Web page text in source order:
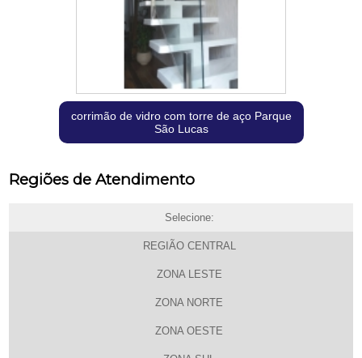
corrimão de vidro com torre de aço Parque
São Lucas
Regiões de Atendimento
Selecione:
REGIÃO CENTRAL
ZONA LESTE
ZONA NORTE
ZONA OESTE